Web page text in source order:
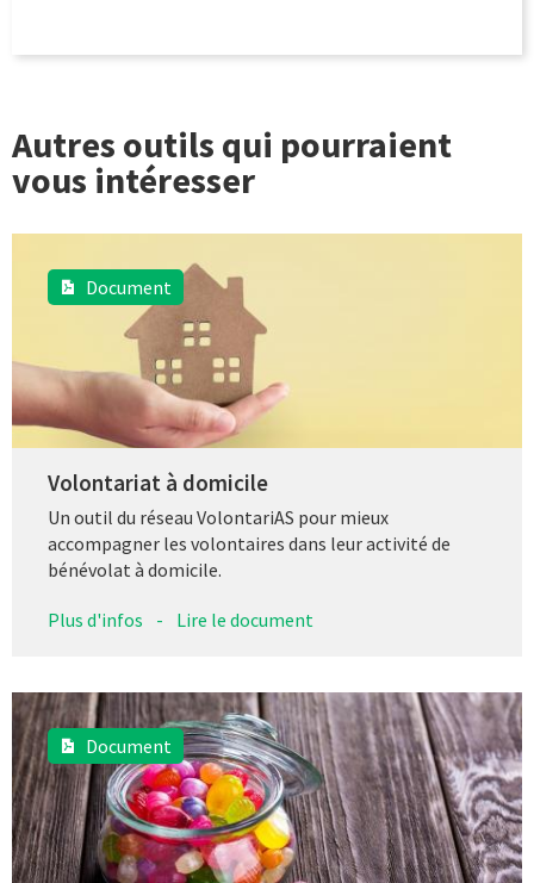
Autres outils qui pourraient
vous intéresser
Document
Volontariat à domicile
Un outil du réseau VolontariAS pour mieux
accompagner les volontaires dans leur activité de
bénévolat à domicile.
Plus d'infos - Lire le document
Document